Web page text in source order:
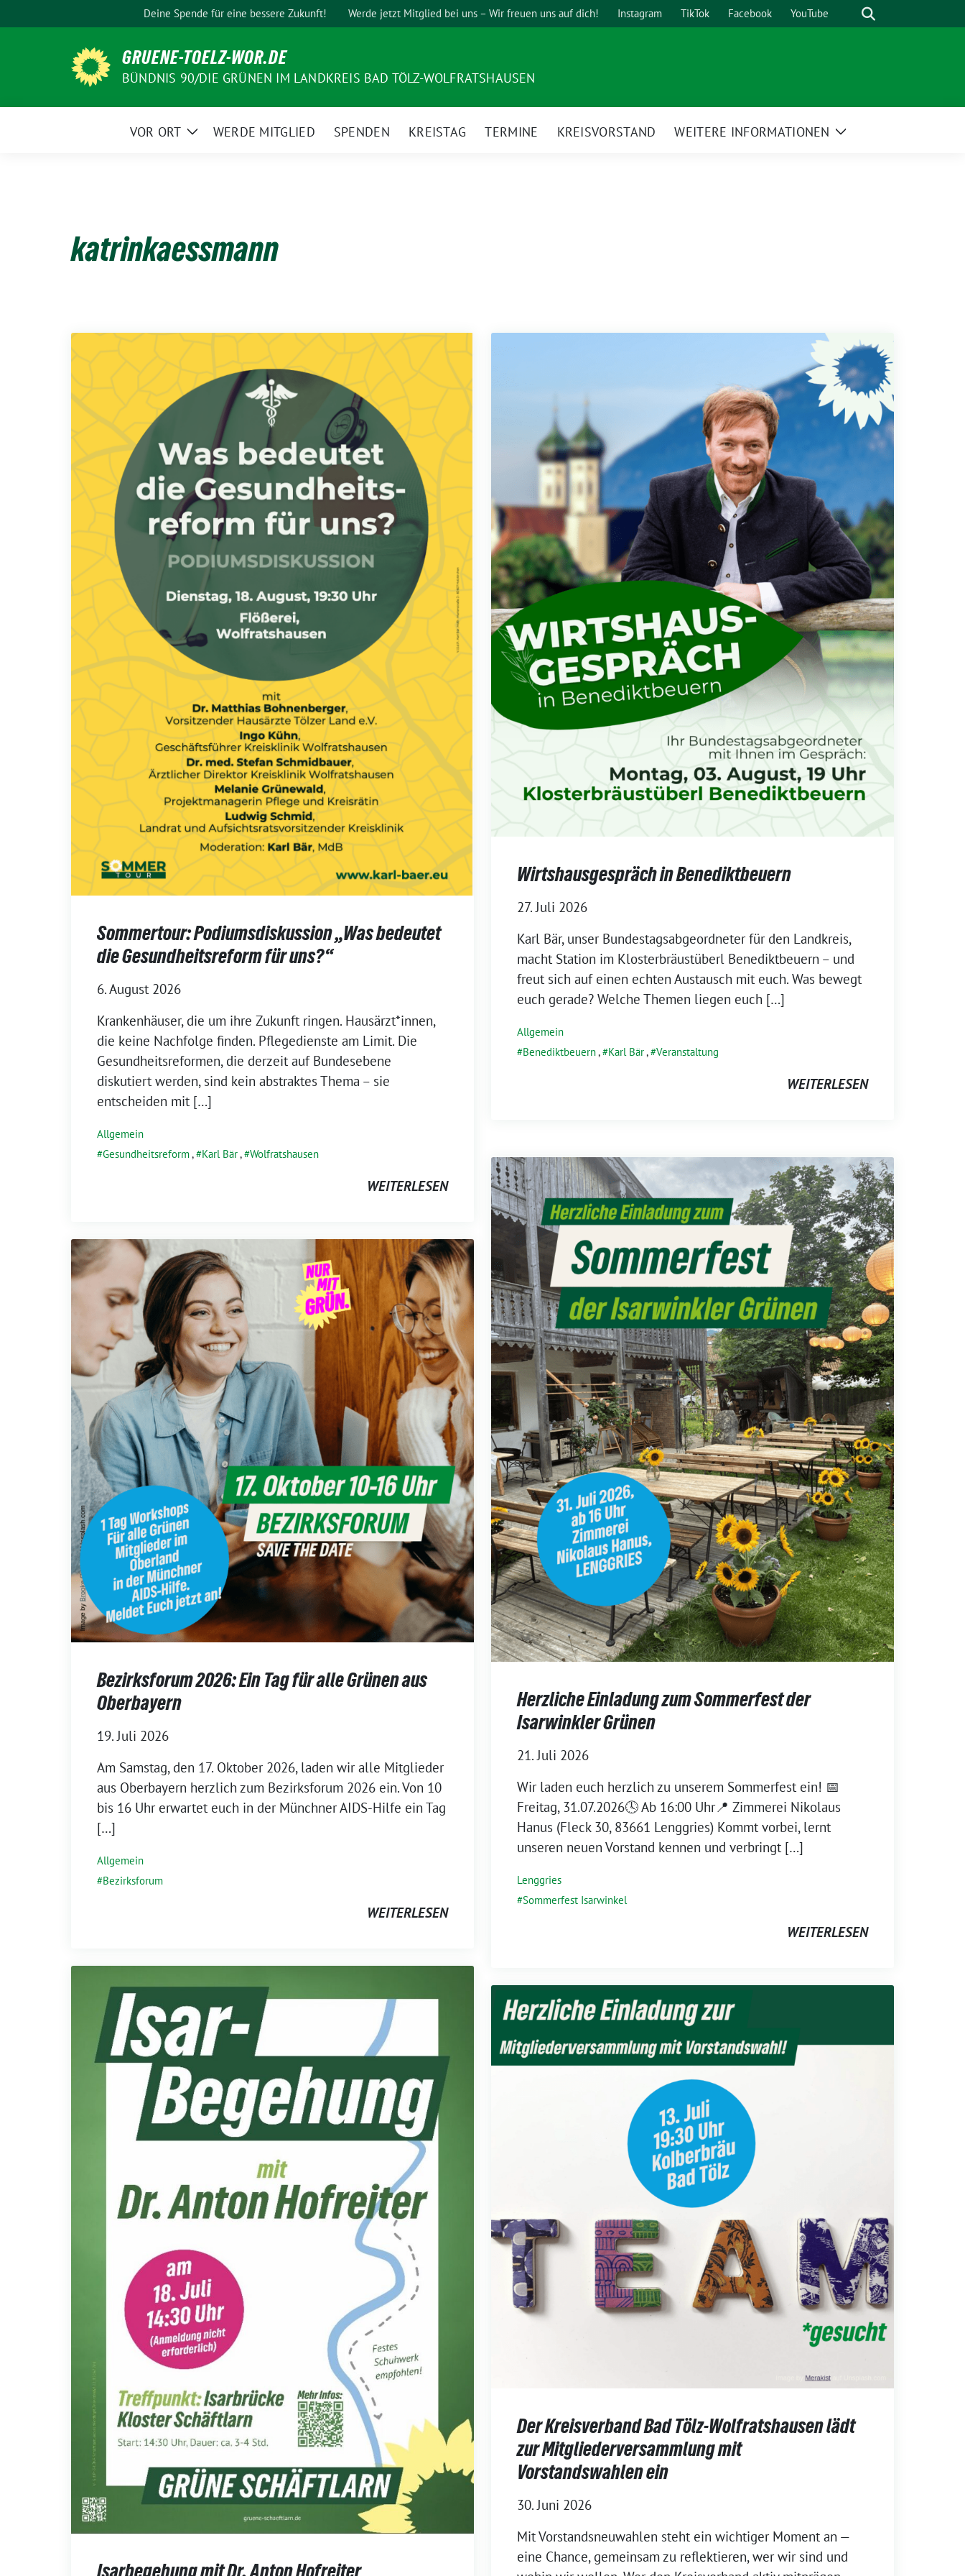
zum
Deine Spende für eine bessere Zukunft! Werde jetzt Mitglied bei uns – Wir freuen uns auf dich! Instagram TikTok Facebook YouTube Suche
GRUENE-TOELZ-WOR.DE
BÜNDNIS 90/DIE GRÜNEN IM LANDKREIS BAD TÖLZ-WOLFRATSHAUSEN
VOR ORT
ZeigeWERDE MITGLIED SPENDEN KREISTAG TERMINE KREISVORSTAND WEITERE INFORMATIONEN
Zeige
katrinkaessmann
Sommertour: Podiumsdiskussion „Was bedeutet
die Gesundheitsreform für uns?“
6. August 2026
Krankenhäuser, die um ihre Zukunft ringen. Hausärzt*innen,
die keine Nachfolge finden. Pflegedienste am Limit. Die
Gesundheitsreformen, die derzeit auf Bundesebene
diskutiert werden, sind kein abstraktes Thema – sie
entscheiden mit […]
Allgemein
Gesundheitsreform, Karl Bär, Wolfratshausen
WEITERLESEN
Wirtshausgespräch in Benediktbeuern
27. Juli 2026
Karl Bär, unser Bundestagsabgeordneter für den Landkreis,
macht Station im Klosterbräustüberl Benediktbeuern – und
freut sich auf einen echten Austausch mit euch. Was bewegt
euch gerade? Welche Themen liegen euch […]
Allgemein
Benediktbeuern, Karl Bär, Veranstaltung
WEITERLESEN
Herzliche Einladung zum Sommerfest der
Isarwinkler Grünen
21. Juli 2026
Wir laden euch herzlich zu unserem Sommerfest ein! 📅
Freitag, 31.07.2026🕓 Ab 16:00 Uhr📍 Zimmerei Nikolaus
Hanus (Fleck 30, 83661 Lenggries) Kommt vorbei, lernt
unseren neuen Vorstand kennen und verbringt […]
Lenggries
Sommerfest Isarwinkel
WEITERLESEN
Bezirksforum 2026: Ein Tag für alle Grünen aus
Oberbayern
19. Juli 2026
Am Samstag, den 17. Oktober 2026, laden wir alle Mitglieder
aus Oberbayern herzlich zum Bezirksforum 2026 ein. Von 10
bis 16 Uhr erwartet euch in der Münchner AIDS-Hilfe ein Tag
[…]
Allgemein
Bezirksforum
WEITERLESEN
Isarbegehung mit Dr. Anton Hofreiter
Der Kreisverband Bad Tölz-Wolfratshausen lädt
zur Mitgliederversammlung mit
Vorstandswahlen ein
30. Juni 2026
Mit Vorstandsneuwahlen steht ein wichtiger Moment an —
eine Chance, gemeinsam zu reflektieren, wer wir sind und